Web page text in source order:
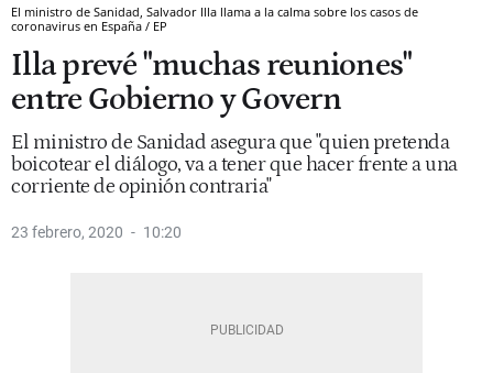
El ministro de Sanidad, Salvador Illa llama a la calma sobre los casos de
coronavirus en España / EP
Illa prevé "muchas reuniones"
entre Gobierno y Govern
El ministro de Sanidad asegura que "quien pretenda
boicotear el diálogo, va a tener que hacer frente a una
corriente de opinión contraria"
23 febrero, 2020 10:20